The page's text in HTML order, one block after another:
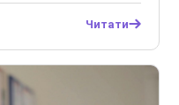
Читати